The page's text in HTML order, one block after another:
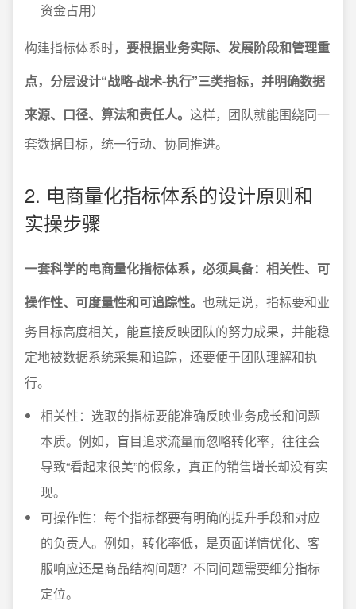
资金占用）
构建指标体系时， 要根据业务实际、发展阶段和管理重
点，分层设计“战略-战术-执行”三类指标，并明确数据
来源、口径、算法和责任人。 这样，团队就能围绕同一
套数据目标，统一行动、协同推进。
2. 电商量化指标体系的设计原则和
实操步骤
一套科学的电商量化指标体系，必须具备：相关性、可
操作性、可度量性和可追踪性。 也就是说，指标要和业
务目标高度相关，能直接反映团队的努力成果，并能稳
定地被数据系统采集和追踪，还要便于团队理解和执
行。
相关性：选取的指标要能准确反映业务成长和问题
本质。例如，盲目追求流量而忽略转化率，往往会
导致“看起来很美”的假象，真正的销售增长却没有实
现。
可操作性：每个指标都要有明确的提升手段和对应
的负责人。例如，转化率低，是页面详情优化、客
服响应还是商品结构问题？不同问题需要细分指标
定位。